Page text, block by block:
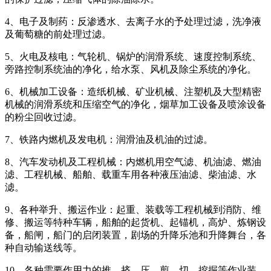
4、电子及制药：反渗透水、去离子水的予处理过滤，洗净液
及葡萄糖的前处理过滤。
5、火电及核电：气轮机、锅炉的润滑系统、速度控制系统、
旁路控制系统油的净化，给水泵、风机及除尘系统的净化。
6、机械加工设备：造纸机械、矿业机械、注塑机及大型精密
机械的润滑系统和压缩空气的净化，烟草加工设备及喷涂设备
的粉尘回收过滤。
7、铁路内燃机及发电机：润滑油及机油的过滤。
8、汽车发动机及工程机械：内燃机用空气滤、机油滤、燃油
滤、工程机械、船舶、载重车用各种液压油滤、柴油滤、水
滤。
9、各种举升、搬运作业：起重、装载等工程机械到消防、维
修、搬运等特种车辆，船舶的起货机、起锚机，高炉、炼钢设
备，船闸，船门的启闭装置，剧场的升降乐池和升降舞台，各
种自动输送线等。